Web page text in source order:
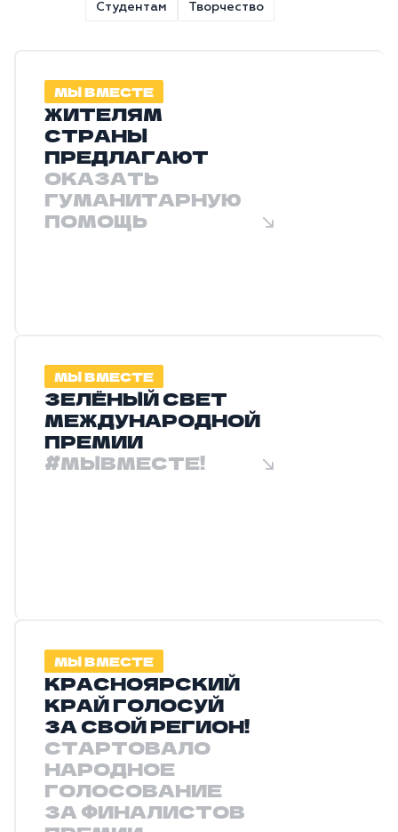
Студентам Творчество
МЫ ВМЕСТЕ
ЖИТЕЛЯМ
СТРАНЫ
ПРЕДЛАГАЮТ
ОКАЗАТЬ
ГУМАНИТАРНУЮ
ПОМОЩЬ
МЫ ВМЕСТЕ
ЗЕЛЁНЫЙ СВЕТ
МЕЖДУНАРОДНОЙ
ПРЕМИИ
#МЫВМЕСТЕ!
МЫ ВМЕСТЕ
КРАСНОЯРСКИЙ
КРАЙ ГОЛОСУЙ
ЗА СВОЙ РЕГИОН!
СТАРТОВАЛО
НАРОДНОЕ
ГОЛОСОВАНИЕ
ЗА ФИНАЛИСТОВ